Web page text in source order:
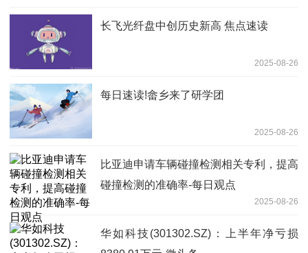
长飞光纤盘中创历史新高 焦点速读
2025-08-26
每日速读!畲乡来了研学团
2025-08-26
比亚迪申请车辆碰撞检测相关专利，提高
碰撞检测的准确率-每日观点
2025-08-26
华如科技(301302.SZ)：上半年净亏损